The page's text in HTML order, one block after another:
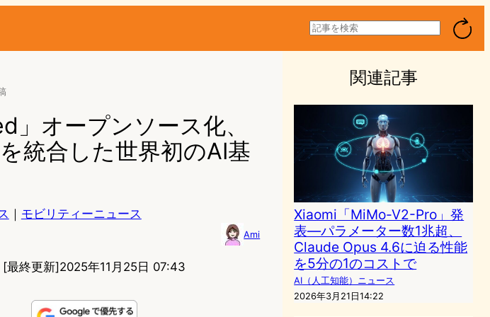
検
索
オープンソース化、
統合した世界初のAI基
｜ モビリティーニュース
Ami
[最終更新]2025年11月25日 07:43
関連記事
Xiaomi「MiMo-V2-Pro」発
表—パラメーター数1兆超、
Claude Opus 4.6に迫る性能
を5分の1のコストで
AI（人工知能）ニュース
2026年3月21日14:22